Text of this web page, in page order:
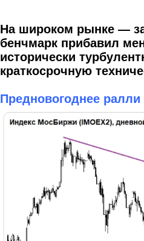
На широком рынке —
бенчмарк прибавил
исторически
краткосрочную
Предновогоднее ралли